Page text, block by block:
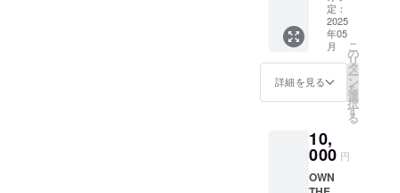
のでき
る絶好
の機会
です！
出演者
はもち
様、先
生方、
ダン
サーの
THE
STAGE
JAPAN
のプロ
グラム
に、ゲ
ストダ
ンサー
らのサ
インを
もらっ
たもの
定：
2025
年05
月
詳細を見る
こ
の
リ
タ
ー
ン
を
選
択
す
る
10,
000 円
OWN